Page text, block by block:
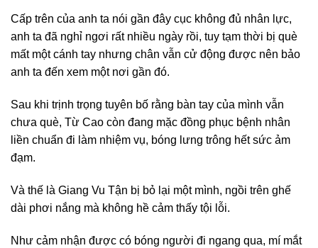
Cấp trên của anh ta nói gần đây cục không đủ nhân lực,
anh ta đã nghỉ ngơi rất nhiều ngày rồi, tuy tạm thời bị què
mất một cánh tay nhưng chân vẫn cử động được nên bảo
anh ta đến xem một nơi gần đó.
Sau khi trịnh trọng tuyên bố rằng bàn tay của mình vẫn
chưa què, Từ Cao còn đang mặc đồng phục bệnh nhân
liền chuẩn đi làm nhiệm vụ, bóng lưng trông hết sức ảm
đạm.
Và thế là Giang Vu Tận bị bỏ lại một mình, ngồi trên ghế
dài phơi nắng mà không hề cảm thấy tội lỗi.
Như cảm nhận được có bóng người đi ngang qua, mí mắt